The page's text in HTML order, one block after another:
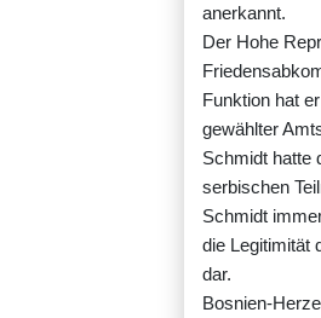
anerkannt.
Der Hohe
Funktion hat
gewählter
Schmidt hatte
serbischen
Schmidt
die Legitimität
dar.
Bosnien-